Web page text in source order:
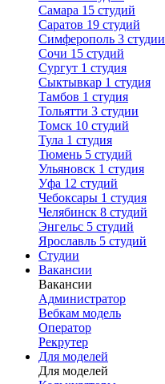
Самара 15 студий
Саратов 19 студий
Симферополь 3 студии
Сочи 15 студий
Сургут 1 студия
Сыктывкар 1 студия
Тамбов 1 студия
Тольятти 3 студии
Томск 10 студий
Тула 1 студия
Тюмень 5 студий
Ульяновск 1 студия
Уфа 12 студий
Чебоксары 1 студия
Челябинск 8 студий
Энгельс 5 студий
Ярославль 5 студий
Студии
Вакансии
Вакансии
Администратор
Вебкам модель
Оператор
Рекрутер
Для моделей
Для моделей